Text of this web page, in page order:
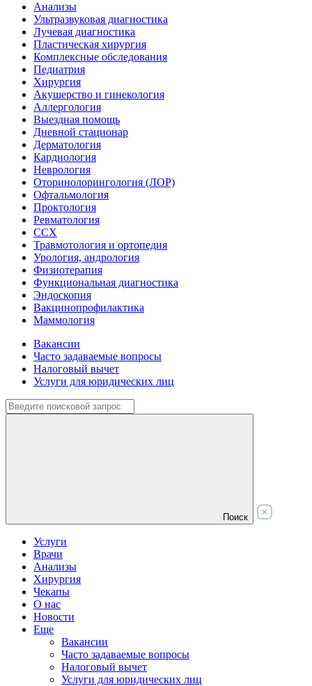
Анализы
Ультразвуковая диагностика
Лучевая диагностика
Пластическая хирургия
Комплексные обследования
Педиатрия
Хирургия
Акушерство и гинекология
Аллергология
Выездная помощь
Дневной стационар
Дерматология
Кардиология
Неврология
Оторинолорингология (ЛОР)
Офтальмология
Проктология
Ревматология
ССХ
Травмотология и ортопедия
Урология, андрология
Физиотерапия
Функциональная диагностика
Эндоскопия
Вакцинопрофилактика
Маммология
Вакансии
Часто задаваемые вопросы
Налоговый вычет
Услуги для юридических лиц
Поиск
Услуги
Врачи
Анализы
Хирургия
Чекапы
О нас
Новости
Еще
Вакансии
Часто задаваемые вопросы
Налоговый вычет
Услуги для юридических лиц